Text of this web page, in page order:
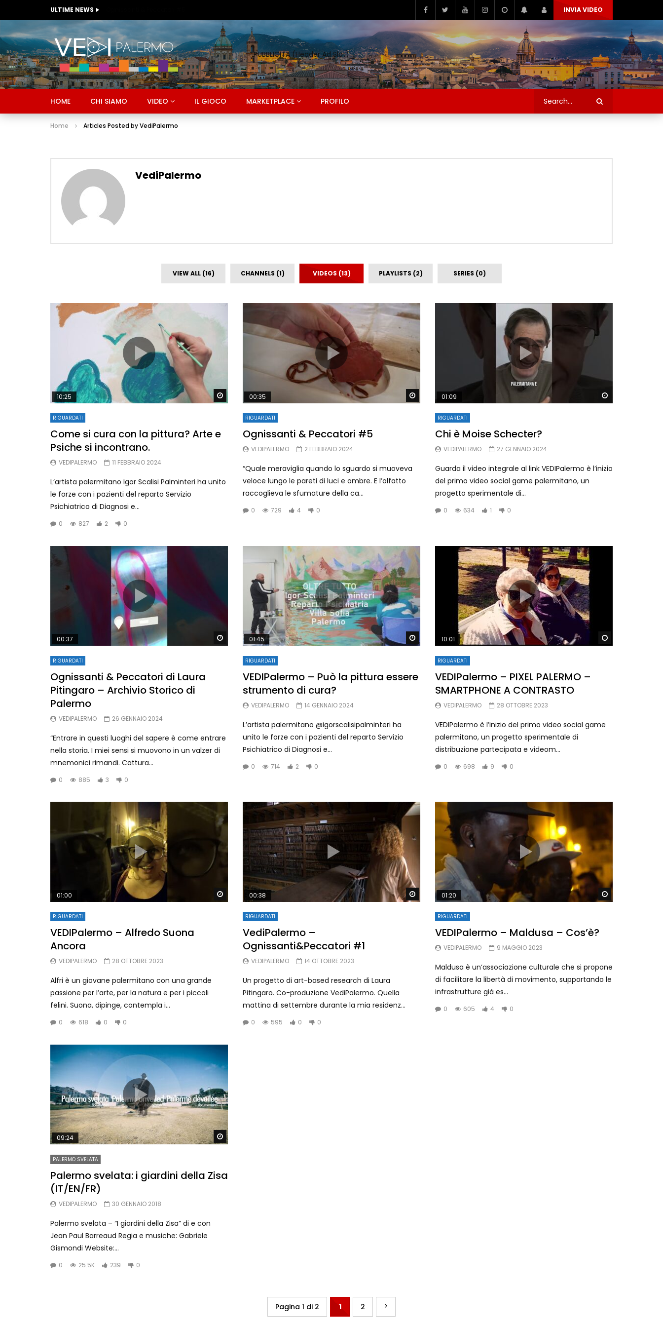
ULTIME NEWS INVIA VIDEO
PUBBLICITA (Header Ad Slot)
HOME CHI SIAMO VIDEO IL GIOCO MARKETPLACE PROFILO
Home Articles Posted by VediPalermo
VediPalermo
VIEW ALL (16) CHANNELS (1) VIDEOS (13) PLAYLISTS (2) SERIES (0)
Watch Later
10:25
RIGUARDATI
Come si cura con la pittura? Arte e
Psiche si incontrano.
VEDIPALERMO 11 FEBBRAIO 2024
L’artista palermitano Igor Scalisi Palminteri ha unito
le forze con i pazienti del reparto Servizio
Psichiatrico di Diagnosi e...
0 827 2 0
Watch Later
00:35
RIGUARDATI
Ognissanti & Peccatori #5
VEDIPALERMO 2 FEBBRAIO 2024
“Quale meraviglia quando lo sguardo si muoveva
veloce lungo le pareti di luci e ombre. E l’olfatto
raccoglieva le sfumature della ca...
0 729 4 0
01:09
RIGUARDATI
Chi è Moise Schecter?
VEDIPALERMO 27 GENNAIO 2024
Guarda il video integrale al link VEDIPalermo è l’inizio
del primo video social game palermitano, un
progetto sperimentale di...
0 634 1 0
Watch Later
00:37
RIGUARDATI
Ognissanti & Peccatori di Laura
Pitingaro – Archivio Storico di
Palermo
VEDIPALERMO 26 GENNAIO 2024
“Entrare in questi luoghi del sapere è come entrare
nella storia. I miei sensi si muovono in un valzer di
mnemonici rimandi. Cattura...
0 885 3 0
Watch Later
01:45
RIGUARDATI
VEDIPalermo – Può la pittura essere
strumento di cura?
VEDIPALERMO 14 GENNAIO 2024
L’artista palermitano @igorscalisipalminteri ha
unito le forze con i pazienti del reparto Servizio
Psichiatrico di Diagnosi e...
0 714 2 0
10:01
RIGUARDATI
VEDIPalermo – PIXEL PALERMO –
SMARTPHONE A CONTRASTO
VEDIPALERMO 28 OTTOBRE 2023
VEDIPalermo è l’inizio del primo video social game
palermitano, un progetto sperimentale di
distribuzione partecipata e videom...
0 698 9 0
Watch Later
01:00
RIGUARDATI
VEDIPalermo – Alfredo Suona
Ancora
VEDIPALERMO 28 OTTOBRE 2023
Alfri è un giovane palermitano con una grande
passione per l’arte, per la natura e per i piccoli
felini. Suona, dipinge, contempla i...
0 618 0 0
Watch Later
00:38
RIGUARDATI
VediPalermo –
Ognissanti&Peccatori #1
VEDIPALERMO 14 OTTOBRE 2023
Un progetto di art-based research di Laura
Pitingaro. Co-produzione VediPalermo. Quella
mattina di settembre durante la mia residenz...
0 595 0 0
01:20
RIGUARDATI
VEDIPalermo – Maldusa – Cos’è?
VEDIPALERMO 9 MAGGIO 2023
Maldusa è un’associazione culturale che si propone
di facilitare la libertà di movimento, supportando le
infrastrutture già es...
0 605 4 0
Watch Later
09:24
PALERMO SVELATA
Palermo svelata: i giardini della Zisa
(IT/EN/FR)
VEDIPALERMO 30 GENNAIO 2018
Palermo svelata – “I giardini della Zisa” di e con
Jean Paul Barreaud Regia e musiche: Gabriele
Gismondi Website:...
0 25.5K 239 0
Pagina 1 di 2 1 2